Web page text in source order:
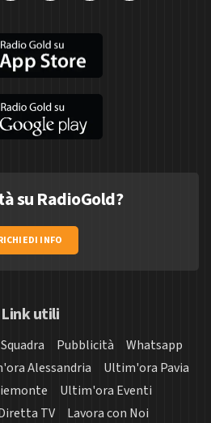
su RadioGold?
INFO
Link utili
Pubblicità
Whatsapp
Alessandria
Ultim'ora Pavia
Ultim'ora Eventi
TV Lavora con Noi